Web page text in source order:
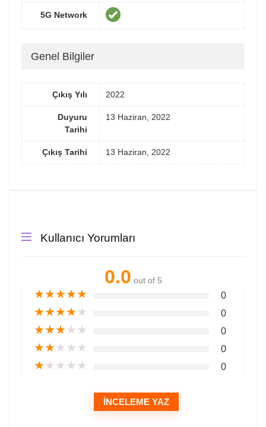
5G Network
Genel Bilgiler
Çıkış Yılı 2022
Duyuru
Tarihi
13 Haziran, 2022
Çıkış Tarihi 13 Haziran, 2022
Kullanıcı Yorumları
0.0 out of 5
★★★★★ 0
★★★★★ 0
★★★★★ 0
★★★★★ 0
★★★★★ 0
İNCELEME YAZ